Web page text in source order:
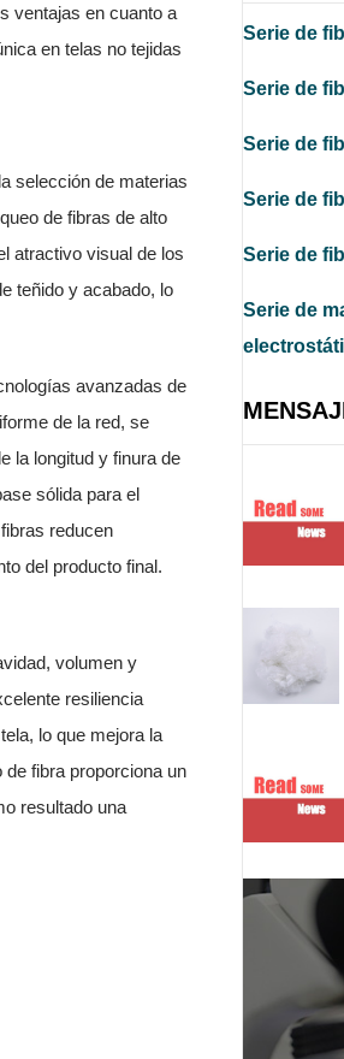
Serie de
Serie de
Serie de
Serie de
Serie de
Serie de
ventajas en cuanto a
en telas no tejidas
selección de materias
de fibras de alto
atractivo visual de los
teñido y acabado, lo
avanzadas de
de la red, se
la longitud y finura de
sólida para el
reducen
del producto final.
volumen y
resiliencia
lo que mejora la
fibra proporciona un
resultado una